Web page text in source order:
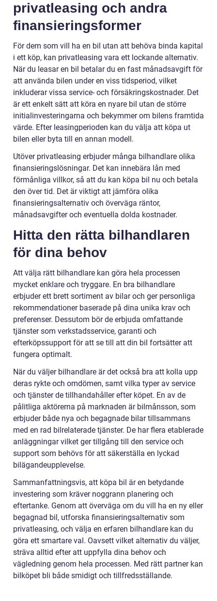
privatleasing och andra
finansieringsformer
För dem som vill ha en bil utan att behöva binda kapital
i ett köp, kan privatleasing vara ett lockande alternativ.
När du leasar en bil betalar du en fast månadsavgift för
att använda bilen under en viss tidsperiod, vilket
inkluderar vissa service- och försäkringskostnader. Det
är ett enkelt sätt att köra en nyare bil utan de större
initialinvesteringarna och bekymmer om bilens framtida
värde. Efter leasingperioden kan du välja att köpa ut
bilen eller byta till en annan modell.
Utöver privatleasing erbjuder många bilhandlare olika
finansieringslösningar. Det kan innebära lån med
förmånliga villkor, så att du kan köpa bil nu och betala
den över tid. Det är viktigt att jämföra olika
finansieringsalternativ och överväga räntor,
månadsavgifter och eventuella dolda kostnader.
Hitta den rätta bilhandlaren
för dina behov
Att välja rätt bilhandlare kan göra hela processen
mycket enklare och tryggare. En bra bilhandlare
erbjuder ett brett sortiment av bilar och ger personliga
rekommendationer baserade på dina unika krav och
preferenser. Dessutom bör de erbjuda omfattande
tjänster som verkstadsservice, garanti och
efterköpssupport för att se till att din bil fortsätter att
fungera optimalt.
När du väljer bilhandlare är det också bra att kolla upp
deras rykte och omdömen, samt vilka typer av service
och tjänster de tillhandahåller efter köpet. En av de
pålitliga aktörerna på marknaden är bilmånsson, som
erbjuder både nya och begagnade bilar tillsammans
med en rad bilrelaterade tjänster. De har flera etablerade
anläggningar vilket ger tillgång till den service och
support som behövs för att säkerställa en lyckad
bilägandeupplevelse.
Sammanfattningsvis, att köpa bil är en betydande
investering som kräver noggrann planering och
eftertanke. Genom att överväga om du vill ha en ny eller
begagnad bil, utforska finansieringsalternativ som
privatleasing, och välja en erfaren bilhandlare kan du
göra ett smartare val. Oavsett vilket alternativ du väljer,
sträva alltid efter att uppfylla dina behov och
vägledning genom hela processen. Med rätt partner kan
bilköpet bli både smidigt och tillfredsställande.